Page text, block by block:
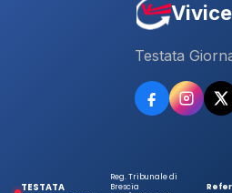
Testata
TESTATA
Reg. Tribunale di
Brescia